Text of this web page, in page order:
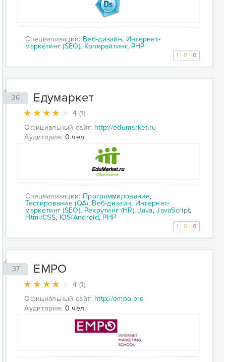
Специализации: Веб-дизайн, Интернет-
маркетинг (SEO), Копирайтинг, PHP
1 0 0
36 Едумаркет
4 (1)
Официальный сайт: http://edumarket.ru
Аудитория: 0 чел.
Специализации: Программирование,
Тестирование (QA), Веб-дизайн, Интернет-
маркетинг (SEO), Рекрутинг (HR),Java,JavaScript,
Html/CSS, IOS/Android, PHP
1 0 0
37 EMPO
4 (1)
Официальный сайт: http://empo.pro
Аудитория: 0 чел.